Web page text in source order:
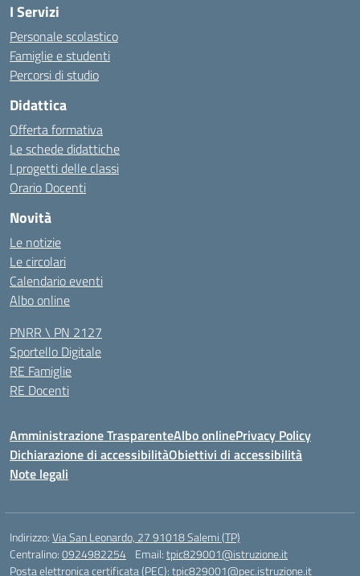
I Servizi
Personale scolastico
Famiglie e studenti
Percorsi di studio
Didattica
Offerta formativa
Le schede didattiche
I progetti delle classi
Orario Docenti
Novità
Le notizie
Le circolari
Calendario eventi
Albo online
PNRR \ PN 2127
Sportello Digitale
RE Famiglie
RE Docenti
Amministrazione TrasparenteAlbo onlinePrivacy Policy
Dichiarazione di accessibilitàObiettivi di accessibilità
Note legali
Indirizzo:Via San Leonardo, 27 91018 Salemi (TP)
Centralino:0924982254 Email:tpic829001@istruzione.it
Posta elettronica certificata (PEC):tpic829001@pec.istruzione.it